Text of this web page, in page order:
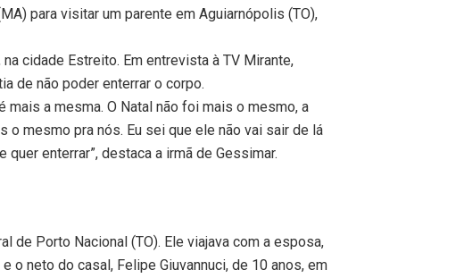
para visitar um parente em Aguiarnópolis (TO),
cidade Estreito. Em entrevista à TV Mirante,
de não poder enterrar o corpo.
mais a mesma. O Natal não foi mais o mesmo, a
o mesmo pra nós. Eu sei que ele não vai sair de lá
enterrar”, destaca a irmã de Gessimar.
de Porto Nacional (TO). Ele viajava com a esposa,
o neto do casal, Felipe Giuvannuci, de 10 anos, em